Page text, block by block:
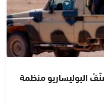
البوليساريو منظمة